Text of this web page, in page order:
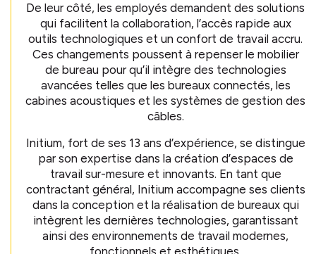
De leur côté, les employés demandent des solutions
qui facilitent la collaboration, l’accès rapide aux
outils technologiques et un confort de travail accru.
Ces changements poussent à repenser le mobilier
de bureau pour qu’il intègre des technologies
avancées telles que les bureaux connectés, les
cabines acoustiques et les systèmes de gestion des
câbles.
Initium, fort de ses 13 ans d’expérience, se distingue
par son expertise dans la création d’espaces de
travail sur-mesure et innovants. En tant que
contractant général, Initium accompagne ses clients
dans la conception et la réalisation de bureaux qui
intègrent les dernières technologies, garantissant
ainsi des environnements de travail modernes,